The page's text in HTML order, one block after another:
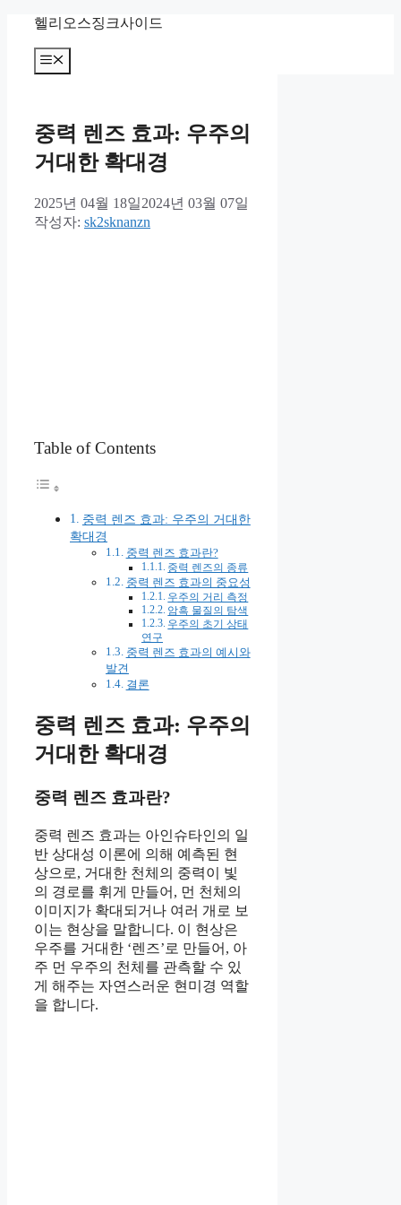
헬리오스징크사이드
메
뉴
중력 렌즈 효과: 우주의
거대한 확대경
2025년 04월 18일2024년 03월 07일
작성자: sk2sknanzn
Table of Contents
중력 렌즈 효과: 우주의 거대한
확대경
중력 렌즈 효과란?
중력 렌즈의 종류
중력 렌즈 효과의 중요성
우주의 거리 측정
암흑 물질의 탐색
우주의 초기 상태
연구
중력 렌즈 효과의 예시와
발견
결론
중력 렌즈 효과: 우주의
거대한 확대경
중력 렌즈 효과란?
중력 렌즈 효과는 아인슈타인의 일
반 상대성 이론에 의해 예측된 현
상으로, 거대한 천체의 중력이 빛
의 경로를 휘게 만들어, 먼 천체의
이미지가 확대되거나 여러 개로 보
이는 현상을 말합니다. 이 현상은
우주를 거대한 ‘렌즈’로 만들어, 아
주 먼 우주의 천체를 관측할 수 있
게 해주는 자연스러운 현미경 역할
을 합니다.